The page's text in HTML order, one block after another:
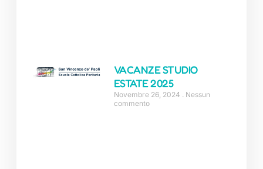
VACANZE STUDIO
ESTATE 2025
Novembre 26, 2024
Nessun
commento